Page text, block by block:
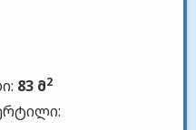
83 მ2